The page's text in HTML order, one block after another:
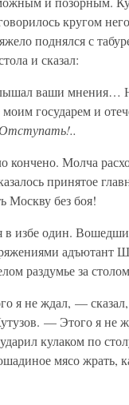
кругом
поднялся с
и сказал:
ваши мнения…
государем и
кончено. Молча
принятое
Москву без боя!
в избе один.
адъютант
раздумье за
я не ждал, — сказал,
— Этого я не
кулаком по
мясо жрать,